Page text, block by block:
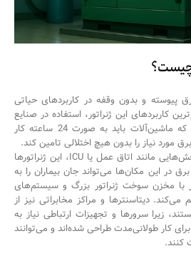
چیست؟
پیوسته و بدون وقفه در کاربردهای حیاتی
کاربردهای این ژنراتور، استفاده در صنایع
تولیدی است. در کارخانه‌هایی که ماشین‌آلات باید به صورت 24 ساعته کار
مورد نیاز را بدون هیچ اختلالی تامین کند.
در بیمارستان‌ها، به ویژه در بخش‌هایی مانند اتاق عمل یا ICU، این ژنراتورها
در این مکان‌ها می‌تواند جان بیماران را به
با مخزن سوخت ژنراتور بزرگ و سیستم‌های
می‌کند. دیتاسنترها و مراکز مخابراتی نیز از
زیرا سرورها و تجهیزات ارتباطی نیاز به
برای کار طولانی‌مدت طراحی شده‌اند و می‌توانند
کنند.